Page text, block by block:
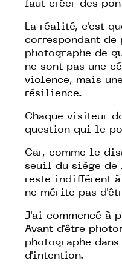
faut créer des
La réalité, c'est
correspondant de
photographe de
ne sont pas une
violence, mais
résilience.
Chaque visiteur
question qui le
Car, comme le
seuil du siège de
reste indifférent
ne mérite pas
J'ai commencé à
Avant d'être
photographe
d'intention.